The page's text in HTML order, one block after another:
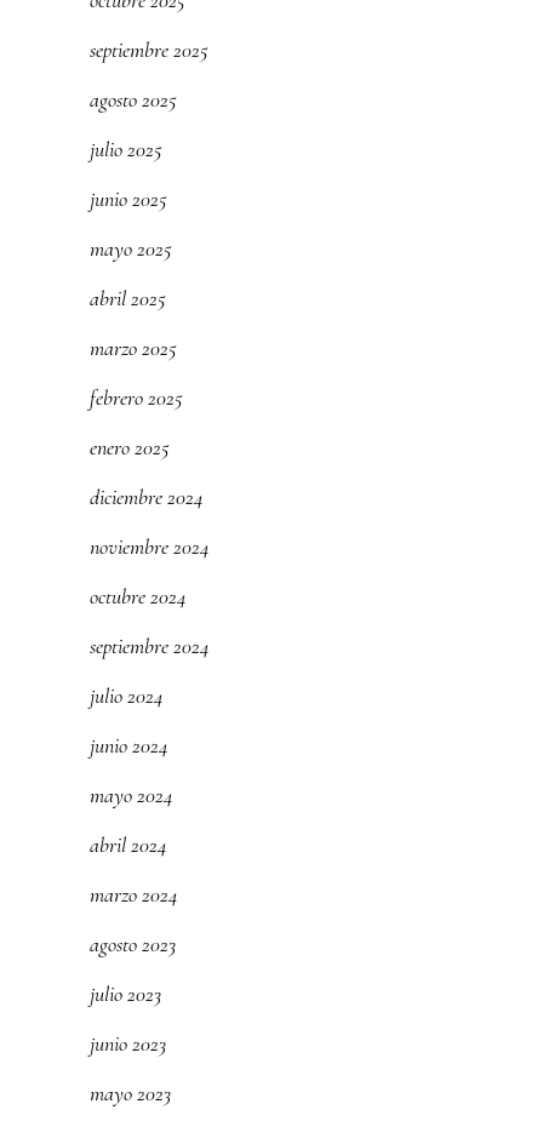
septiembre 2025
agosto 2025
julio 2025
junio 2025
mayo 2025
abril 2025
marzo 2025
febrero 2025
enero 2025
diciembre 2024
noviembre 2024
octubre 2024
septiembre 2024
julio 2024
junio 2024
mayo 2024
abril 2024
marzo 2024
agosto 2023
julio 2023
junio 2023
mayo 2023